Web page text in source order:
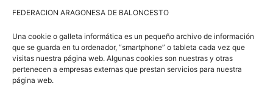
FEDERACION ARAGONESA DE BALONCESTO
Una cookie o galleta informática es un pequeño archivo de información
que se guarda en tu ordenador, “smartphone” o tableta cada vez que
visitas nuestra página web. Algunas cookies son nuestras y otras
pertenecen a empresas externas que prestan servicios para nuestra
página web.
Entrenadores de las Selecciones de Aragón:
Fernando Colom (Marianistas)
Entrenadores de reconocido prestigio:
Carlos Hinojar (Doctor Azúa)